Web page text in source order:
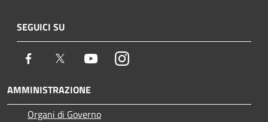
SEGUICI SU
Facebook Twitter YoutubeInstagram
AMMINISTRAZIONE
Organi di Governo